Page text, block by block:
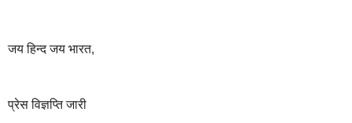
जय हिन्द जय भारत,
प्रेस विज्ञप्ति जारी